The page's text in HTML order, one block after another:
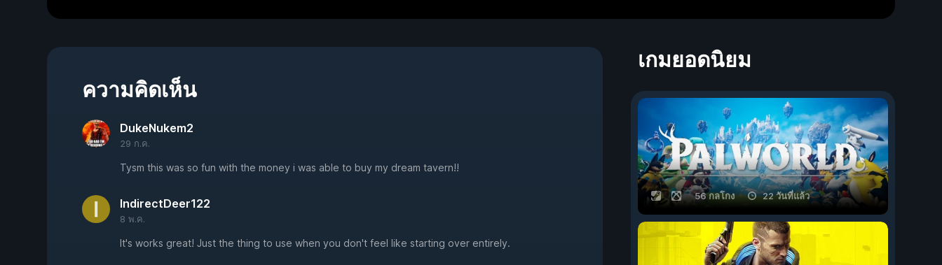
ความคิดเห็น
DukeNukem2
29 ก.ค.
Tysm this was so fun with the money i was able to buy my dream tavern!!
IndirectDeer122
8 พ.ค.
It's works great! Just the thing to use when you don't feel like starting over entirely.
เกมยอดนิยม
56 กลโกง 22 วันที่แล้ว